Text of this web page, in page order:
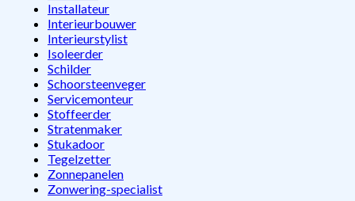
Installateur
Interieurbouwer
Interieurstylist
Isoleerder
Schilder
Schoorsteenveger
Servicemonteur
Stoffeerder
Stratenmaker
Stukadoor
Tegelzetter
Zonnepanelen
Zonwering-specialist